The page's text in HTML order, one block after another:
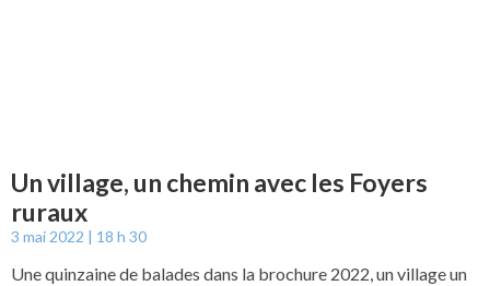
Un village, un chemin avec les Foyers
ruraux
3 mai 2022 18 h 30
Une quinzaine de balades dans la brochure 2022, un village un